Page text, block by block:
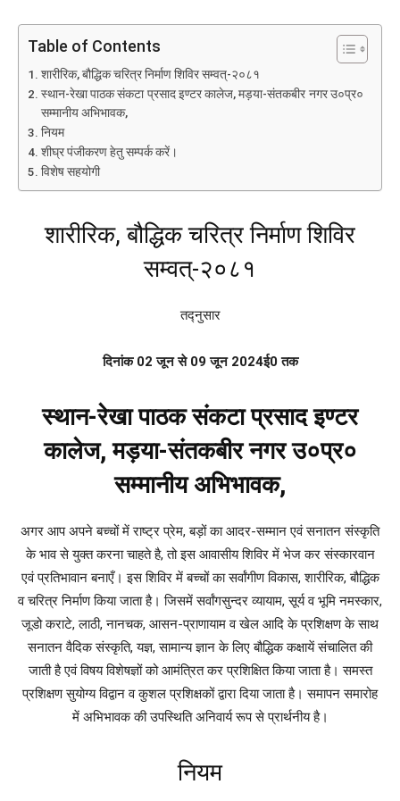
Table of Contents
शारीरिक, बौद्धिक चरित्र निर्माण शिविर सम्वत्-२०८१
स्थान-रेखा पाठक संकटा प्रसाद इण्टर कालेज, मड़या-संतकबीर नगर उ०प्र०
सम्मानीय अभिभावक,
नियम
शीघ्र पंजीकरण हेतु सम्पर्क करें।
विशेष सहयोगी
शारीरिक, बौद्धिक चरित्र निर्माण शिविर
सम्वत्-२०८१
तद्नुसार
दिनांक 02 जून से 09 जून 2024ई0 तक
स्थान-रेखा पाठक संकटा प्रसाद इण्टर
कालेज, मड़या-संतकबीर नगर उ०प्र०
सम्मानीय अभिभावक,
अगर आप अपने बच्चों में राष्ट्र प्रेम, बड़ों का आदर-सम्मान एवं सनातन संस्कृति
के भाव से युक्त करना चाहते है, तो इस आवासीय शिविर में भेज कर संस्कारवान
एवं प्रतिभावान बनाएँ। इस शिविर में बच्चों का सर्वांगीण विकास, शारीरिक, बौद्धिक
व चरित्र निर्माण किया जाता है। जिसमें सर्वांगसुन्दर व्यायाम, सूर्य व भूमि नमस्कार,
जूडो कराटे, लाठी, नानचक, आसन-प्राणायाम व खेल आदि के प्रशिक्षण के साथ
सनातन वैदिक संस्कृति, यज्ञ, सामान्य ज्ञान के लिए बौद्धिक कक्षायें संचालित की
जाती है एवं विषय विशेषज्ञों को आमंत्रित कर प्रशिक्षित किया जाता है। समस्त
प्रशिक्षण सुयोग्य विद्वान व कुशल प्रशिक्षकों द्वारा दिया जाता है। समापन समारोह
में अभिभावक की उपस्थिति अनिवार्य रूप से प्रार्थनीय है।
नियम